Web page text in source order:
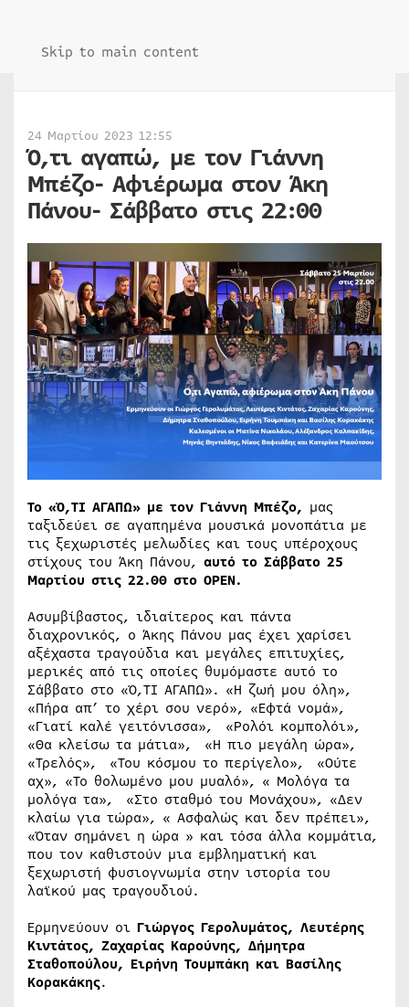
Skip to main content
24 Μαρτίου 2023 12:55
Ό,τι αγαπώ, με τον Γιάννη
Μπέζο- Αφιέρωμα στον Άκη
Πάνου- Σάββατο στις 22:00
Το «Ό,ΤΙ ΑΓΑΠΩ» με τον Γιάννη Μπέζο, μας
ταξιδεύει σε αγαπημένα μουσικά μονοπάτια με
τις ξεχωριστές μελωδίες και τους υπέροχους
στίχους του Άκη Πάνου, αυτό το Σάββατο 25
Μαρτίου στις 22.00 στο OPEN.
Ασυμβίβαστος, ιδιαίτερος και πάντα
διαχρονικός, ο Άκης Πάνου μας έχει χαρίσει
αξέχαστα τραγούδια και μεγάλες επιτυχίες,
μερικές από τις οποίες θυμόμαστε αυτό το
Σάββατο στο «Ό,ΤΙ ΑΓΑΠΩ». «Η ζωή μου όλη»,
«Πήρα απ’ το χέρι σου νερό», «Εφτά νομά»,
«Γιατί καλέ γειτόνισσα», «Ρολόι κομπολόι»,
«Θα κλείσω τα μάτια», «Η πιο μεγάλη ώρα»,
«Τρελός», «Του κόσμου το περίγελο», «Ούτε
αχ», «Το θολωμένο μου μυαλό», « Μολόγα τα
μολόγα τα», «Στο σταθμό του Μονάχου», «Δεν
κλαίω για τώρα», « Ασφαλώς και δεν πρέπει»,
«Όταν σημάνει η ώρα » και τόσα άλλα κομμάτια,
που τον καθιστούν μια εμβληματική και
ξεχωριστή φυσιογνωμία στην ιστορία του
λαϊκού μας τραγουδιού.
Ερμηνεύουν οι Γιώργος Γερολυμάτος, Λευτέρης
Κιντάτος, Ζαχαρίας Καρούνης, Δήμητρα
Σταθοπούλου, Ειρήνη Τουμπάκη και Βασίλης
Κορακάκης.